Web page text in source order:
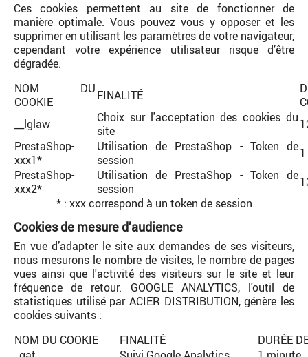
Ces cookies permettent au site de fonctionner de
manière optimale. Vous pouvez vous y opposer et les
supprimer en utilisant les paramètres de votre navigateur,
cependant votre expérience utilisateur risque d’être
dégradée.
NOM DU
COOKIE
FINALITÉ
__lglaw
Choix sur l'acceptation des cookies du
site
PrestaShop-
xxx1*
Utilisation de PrestaShop - Token de
session
PrestaShop-
xxx2*
Utilisation de PrestaShop - Token de
session
* : xxx correspond à un token de session
Cookies de mesure d’audience
En vue d’adapter le site aux demandes de ses visiteurs,
nous mesurons le nombre de visites, le nombre de pages
vues ainsi que l'activité des visiteurs sur le site et leur
fréquence de retour. GOOGLE ANALYTICS, l'outil de
statistiques utilisé par ACIER DISTRIBUTION, génère les
cookies suivants :
NOM DU COOKIE
FINALITÉ
DURÉE